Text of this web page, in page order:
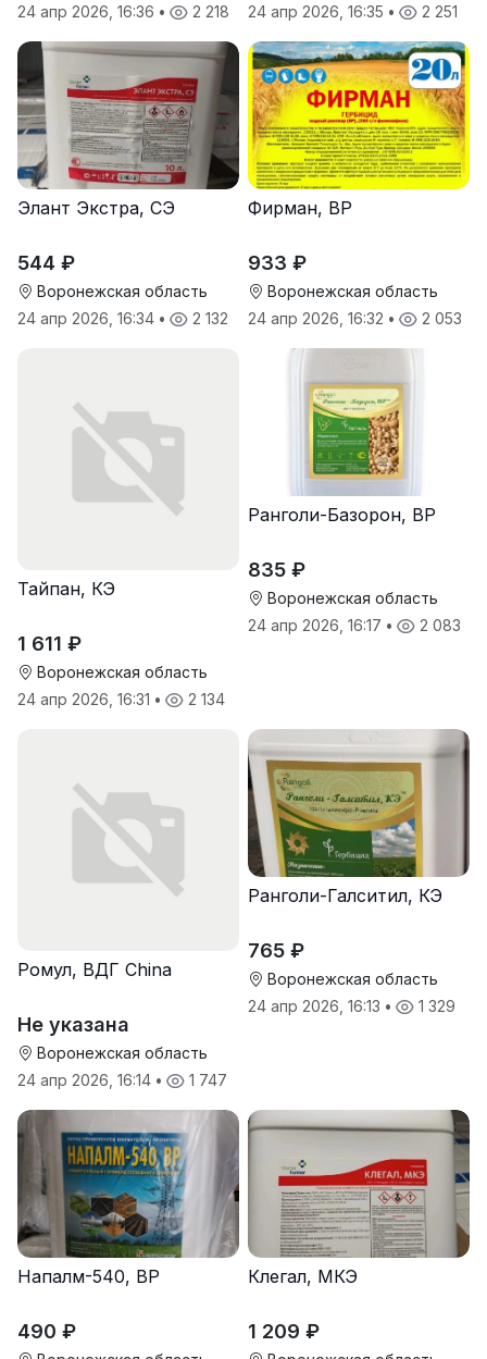
24 апр 2026, 16:36 • 2 218
24 апр 2026, 16:35 • 2 251
Элант Экстра, СЭ
544 ₽
Воронежская область
24 апр 2026, 16:34 • 2 132
Фирман, ВР
933 ₽
Воронежская область
24 апр 2026, 16:32 • 2 053
Тайпан, КЭ
1 611 ₽
Воронежская область
24 апр 2026, 16:31 • 2 134
Ранголи-Базорон, ВР
835 ₽
Воронежская область
24 апр 2026, 16:17 • 2 083
Ромул, ВДГ China
Не указана
Воронежская область
24 апр 2026, 16:14 • 1 747
Ранголи-Галситил, КЭ
765 ₽
Воронежская область
24 апр 2026, 16:13 • 1 329
Напалм-540, ВР
490 ₽
Клегал, МКЭ
1 209 ₽